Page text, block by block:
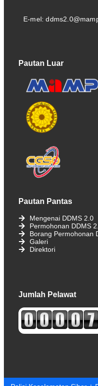
E-mel:
Pautan Luar
Pautan Pantas
Mengenai DDMS 2.0
Permohonan DDMS
Borang Permohonan
Galeri
Direktori
Jumlah Pelawat